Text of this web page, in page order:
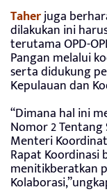
Taherjuga
dilakukan ini
terutama OPD-
Pangan melalui
serta didukung
Kepulauan dan
“Dimana hal ini
Nomor 2
Menteri
Rapat
menitikberatkan